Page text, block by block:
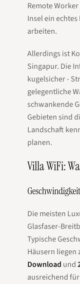
Remote
Insel ein echtes
arbeiten.
Allerdings ist
Singapur. Die
kugelsicher -
gelegentliche
schwankende
Gebieten sind
Landschaft
planen.
Villa WiFi:
Die meisten
Glasfaser-
Typische
Häusern liegen
Download und
ausreichend